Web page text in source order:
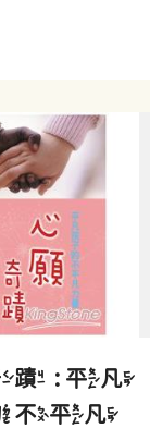
蹟 : 平凡
不平凡